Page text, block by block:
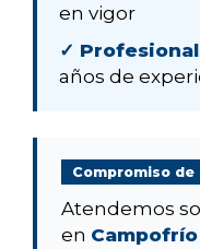
en vigor
✓
años de
Compromiso
Atendemos
en Campofrío